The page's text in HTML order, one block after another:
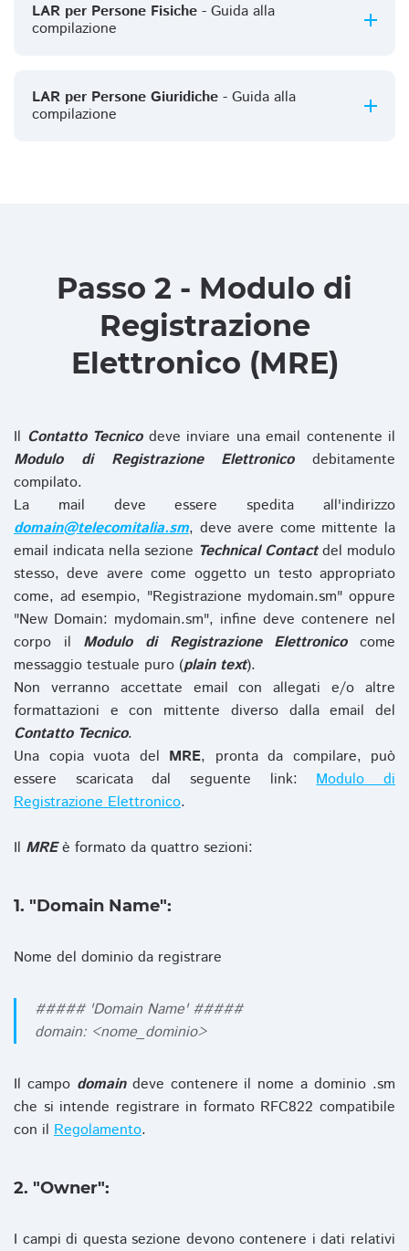
LAR per Persone Fisiche - Guida alla
compilazione
LAR per Persone Giuridiche - Guida alla
compilazione
Passo 2 - Modulo di
Registrazione
Elettronico (MRE)
Il Contatto Tecnicodeve inviare una email contenente il
Modulo di Registrazione Elettronicodebitamente
compilato.
La mail deve essere spedita all'indirizzo
domain@telecomitalia.sm, deve avere come mittente la
email indicata nella sezione Technical Contactdel modulo
stesso, deve avere come oggetto un testo appropriato
come, ad esempio, "Registrazione mydomain.sm" oppure
"New Domain: mydomain.sm", infine deve contenere nel
corpo il Modulo di Registrazione Elettronicocome
messaggio testuale puro (plain text).
Non verranno accettate email con allegati e/o altre
formattazioni e con mittente diverso dalla email del
Contatto Tecnico.
Una copia vuota del MRE, pronta da compilare, può
essere scaricata dal seguente link:Modulo di
Registrazione Elettronico.
Il MREè formato da quattro sezioni:
1. "Domain Name":
Nome del dominio da registrare
##### 'Domain Name' #####
domain: <nome_dominio>
Il campo domaindeve contenere il nome a dominio .sm
che si intende registrare in formato RFC822 compatibile
con il Regolamento.
2. "Owner":
I campi di questa sezione devono contenere i dati relativi